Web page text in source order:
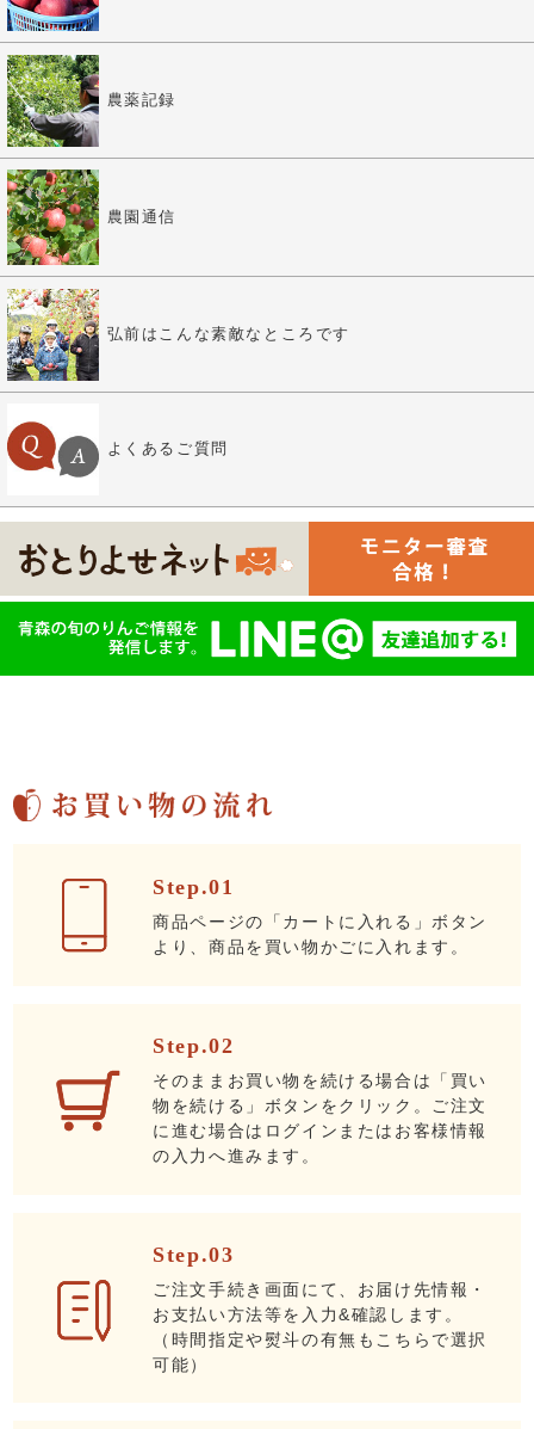
農薬記録
農園通信
弘前はこんな素敵なところです
よくあるご質問
Step.01
商品ページの「カートに入れる」ボタン
より、商品を買い物かごに入れます。
Step.02
そのままお買い物を続ける場合は「買い
物を続ける」ボタンをクリック。ご注文
に進む場合はログインまたはお客様情報
の入力へ進みます。
Step.03
ご注文手続き画面にて、お届け先情報・
お支払い方法等を入力&確認します。
（時間指定や熨斗の有無もこちらで選択
可能）